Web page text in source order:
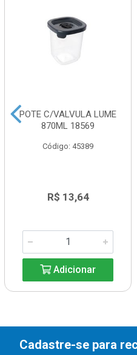
POTE C/VALVULA LUME
870ML 18569
Código: 45389
R$ 13,64
Adicionar
Cadastre-se para